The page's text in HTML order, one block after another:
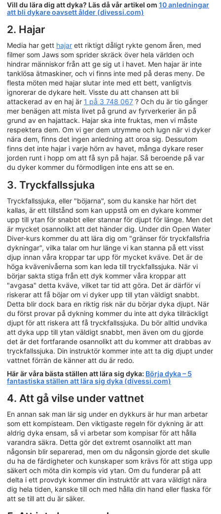
Vill du lära dig att dyka? Läs då vår artikel om 10 anledningar
att bli dykare oavsett ålder (divessi.com)
2. Hajar
Media har gett hajar ett riktigt dåligt rykte genom åren, med
filmer som Jaws som sprider skräck över hela världen och
hindrar människor från att ge sig ut i havet. Men hajar är inte
tanklösa ätmaskiner, och vi finns inte med på deras meny. De
flesta möten med hajar slutar inte med ett bett, vanligtvis
ignorerar de dykare helt. Visste du att chansen att bli
attackerad av en haj är 1 på 3 748 067 ? Och du är tio gånger
mer benägen att mista livet på grund av fyrverkerier än på
grund av en hajattack. Hajar ska inte fruktas, men vi måste
respektera dem. Om vi ger dem utrymme och lugn när vi dyker
nära dem, finns det ingen anledning att oroa sig. Dessutom
finns det inte hajar i varje hörn av havet, många dykare reser
jorden runt i hopp om att få syn på hajar. Så beroende på var
du dyker kommer du förmodligen inte ens att se en.
3. Tryckfallssjuka
Tryckfallssjuka, eller "böjarna", som du kanske har hört det
kallas, är ett tillstånd som kan uppstå om en dykare kommer
upp till ytan för snabbt eller stannar för djupt för länge. Men det
är mycket osannolikt att det händer dig. Under din Open Water
Diver-kurs kommer du att lära dig om "gränser för tryckfallsfria
dykningar", vilka talar om hur länge vi kan stanna på ett visst
djup innan våra kroppar tar upp för mycket kväve. Det är de
höga kvävenivåerna som kan leda till tryckfallssjuka. När vi
börjar sakta stiga från ett dyk kommer våra kroppar att
"avgasa" detta kväve, vilket tar tid att göra. Det är därför vi
riskerar att få böjar om vi dyker upp till ytan väldigt snabbt.
Detta blir dock bara en riktig risk när du börjar dyka djupt. När
du först provar på dykning kommer du inte att dyka tillräckligt
djupt för att riskera att få tryckfallssjuka. Du bör alltid undvika
att dyka upp till ytan väldigt snabbt, men även om du gjorde
det är det fortfarande osannolikt att du kommer att drabbas av
tryckfallssjuka. Din instruktör kommer inte att ta dig djupt under
vattnet förrän de känner att du är redo.
Här är våra bästa ställen att lära sig dyka: Börja dyka – 5
fantastiska ställen att lära sig dyka (divessi.com)
4. Att gå vilse under vattnet
En annan sak man lär sig under en dykkurs är hur man arbetar
som ett kompisteam. Den viktigaste regeln för dykning är att
aldrig dyka ensam, så vi arbetar som kompisar för att hålla
varandra säkra. Detta gör det extremt osannolikt att man
någonsin blir separerad, men om du någonsin gjorde det skulle
du ha de färdigheter och kunskaper som krävs för att stiga upp
säkert och möta din kompis vid ytan. Om du funderar på att
delta i ett provdyk kommer din instruktör att vara väldigt nära
dig hela tiden, kanske till och med hålla din hand eller flaska för
att se till att du är säker.